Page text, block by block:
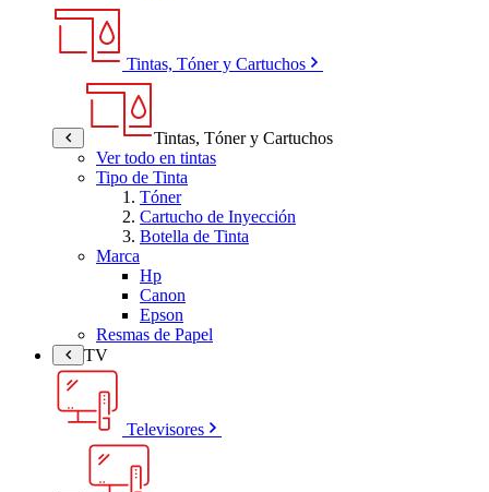
Tintas, Tóner y Cartuchos
Tintas, Tóner y Cartuchos
Ver todo en tintas
Tipo de Tinta
Tóner
Cartucho de Inyección
Botella de Tinta
Marca
Hp
Canon
Epson
Resmas de Papel
TV
Televisores